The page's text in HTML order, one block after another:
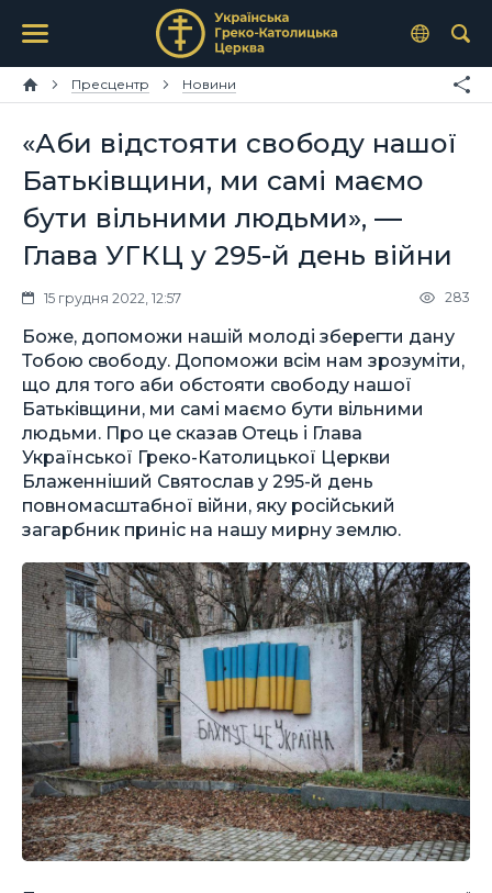
Пресцентр Новини
«Аби відстояти свободу нашої
Батьківщини, ми самі маємо
бути вільними людьми», —
Глава УГКЦ у 295-й день війни
15 грудня 2022, 12:57 283
Боже, допоможи нашій молоді зберегти дану
Тобою свободу. Допоможи всім нам зрозуміти,
що для того аби обстояти свободу нашої
Батьківщини, ми самі маємо бути вільними
людьми. Про це сказав Отець і Глава
Української Греко-Католицької Церкви
Блаженніший Святослав у 295-й день
повномасштабної війни, яку російський
загарбник приніс на нашу мирну землю.